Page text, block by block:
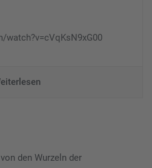
watch?v=cVqKsN9xG00
den Wurzeln der